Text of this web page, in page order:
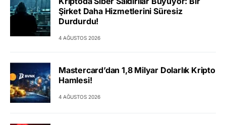
Şirket Daha Hizmetlerini Süresiz
Durdurdu!
4 AĞUSTOS 2026
Mastercard’dan 1,8 Milyar Dolarlık Kripto
Hamlesi!
4 AĞUSTOS 2026